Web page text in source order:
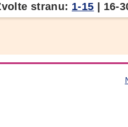
stranu: 1-15 16-